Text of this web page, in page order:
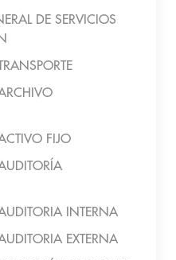
DE SERVICIOS
FIJO
INTERNA
EXTERNA